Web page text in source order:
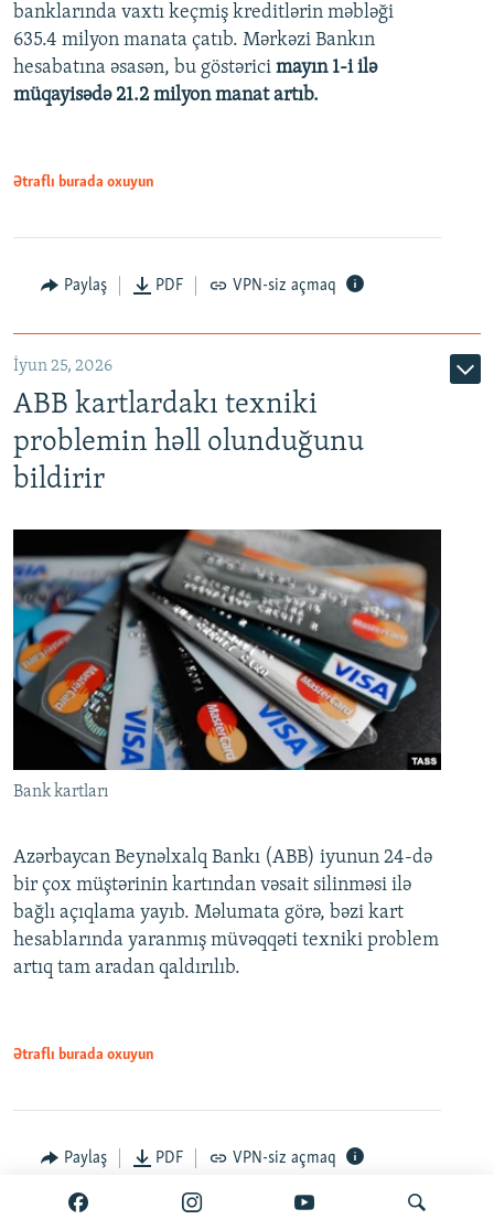
Auto 240p 360p 480p
720p 1080p
480p
720p
banklarında vaxtı keçmiş kreditlərin məbləği
635.4 milyon manata çatıb. Mərkəzi Bankın
hesabatına əsasən, bu göstərici mayın 1-i ilə
müqayisədə 21.2 milyon manat artıb.
Ətraflı burada oxuyun
Paylaş PDF VPN-siz açmaq
İyun 25, 2026
ABB kartlardakı texniki
problemin həll olunduğunu
bildirir
Bank kartları
Azərbaycan Beynəlxalq Bankı (ABB) iyunun 24-də
bir çox müştərinin kartından vəsait silinməsi ilə
bağlı açıqlama yayıb. Məlumata görə, bəzi kart
hesablarında yaranmış müvəqqəti texniki problem
artıq tam aradan qaldırılıb.
Ətraflı burada oxuyun
Paylaş PDF VPN-siz açmaq